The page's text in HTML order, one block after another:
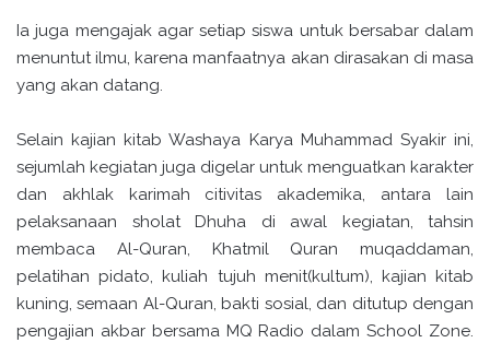
Ia juga mengajak agar setiap siswa untuk bersabar dalam
menuntut ilmu, karena manfaatnya akan dirasakan di masa
yang akan datang.
Selain kajian kitab Washaya Karya Muhammad Syakir ini,
sejumlah kegiatan juga digelar untuk menguatkan karakter
dan akhlak karimah citivitas akademika, antara lain
pelaksanaan sholat Dhuha di awal kegiatan, tahsin
membaca Al-Quran, Khatmil Quran muqaddaman,
pelatihan pidato, kuliah tujuh menit(kultum), kajian kitab
kuning, semaan Al-Quran, bakti sosial, dan ditutup dengan
pengajian akbar bersama MQ Radio dalam School Zone.